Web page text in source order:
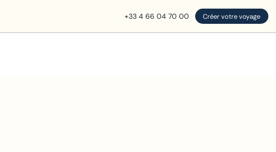
+33 4 66 04 70 00 Créer votre voyage